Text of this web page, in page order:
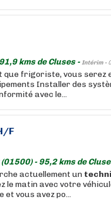
kms de Cluses -Intérim -
que frigoriste, vous serez
Installer des
avec le...
F
- 95,2 kms de
actuellement un
le matin avec votre
et vous avez po...